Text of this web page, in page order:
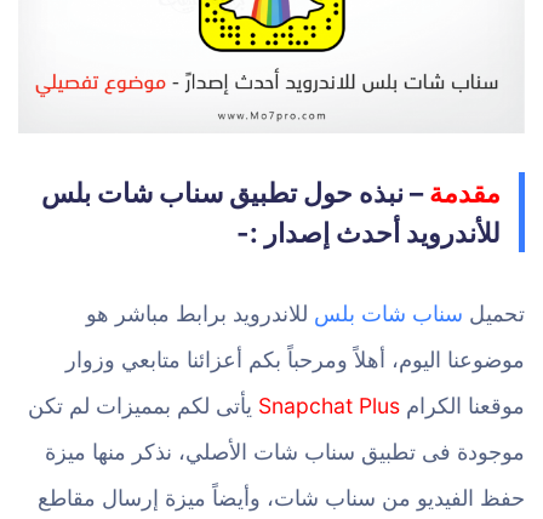
مقدمة– نبذه حول تطبيق سناب شات بلس
للأندرويد أحدث إصدار :-
تحميل سناب شات بلس للاندرويد برابط مباشر هو
موضوعنا اليوم، أهلاً ومرحباً بكم أعزائنا متابعي وزوار
موقعنا الكرام Snapchat Plus يأتى لكم بمميزات لم تكن
موجودة فى تطبيق سناب شات الأصلي، نذكر منها ميزة
حفظ الفيديو من سناب شات، وأيضاً ميزة إرسال مقاطع